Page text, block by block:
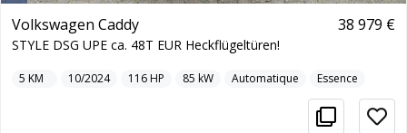
Volkswagen Caddy
STYLE DSG UPE ca. 48T EUR Heckflügeltüren!
38 979 €
5 KM 10/2024 116HP 85 kW Automatique Essence